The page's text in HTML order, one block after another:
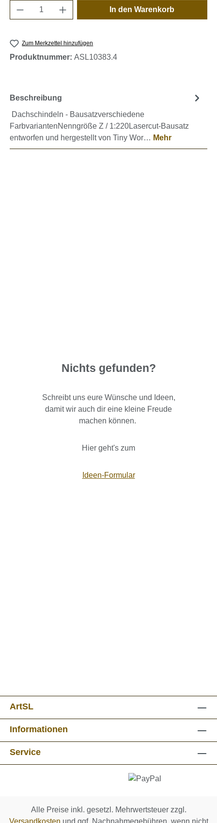
Produkt Anzahl: Gib den gewünschten
In den Warenkorb
Zum Merkzettel hinzufügen
Produktnummer: ASL10383.4
Beschreibung
Dachschindeln - Bausatzverschiedene
FarbvariantenNenngröße Z / 1:220Lasercut-Bausatz
entworfen und hergestellt von Tiny Wor… Mehr
Nichts gefunden?
Schreibt uns eure Wünsche und Ideen,
damit wir auch dir eine kleine Freude
machen können.
Hier geht's zum
Ideen-Formular
ArtSL
Informationen
Service
Alle Preise inkl. gesetzl. Mehrwertsteuer zzgl.
Versandkosten und ggf. Nachnahmegebühren, wenn nicht